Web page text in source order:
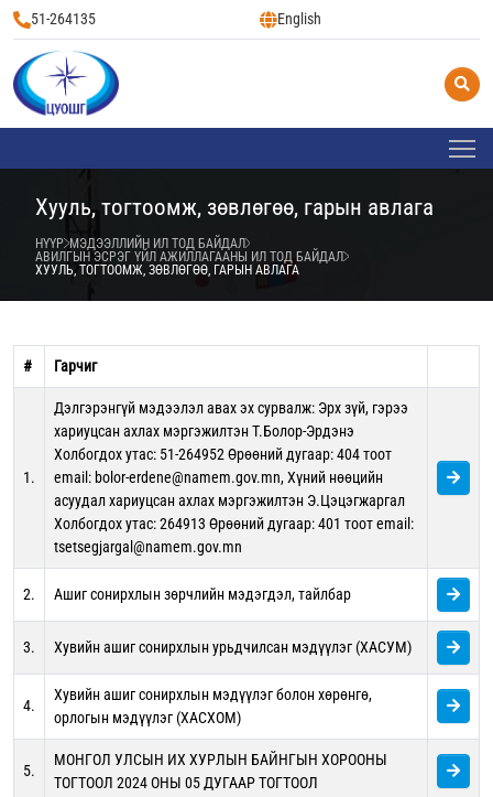
51-264135 English
Хууль, тогтоомж, зөвлөгөө, гарын авлага
НҮҮР МЭДЭЭЛЛИЙН ИЛ ТОД БАЙДАЛ
АВИЛГЫН ЭСРЭГ ҮЙЛ АЖИЛЛАГААНЫ ИЛ ТОД БАЙДАЛ
ХУУЛЬ, ТОГТООМЖ, ЗӨВЛӨГӨӨ, ГАРЫН АВЛАГА
# Гарчиг
1.
Дэлгэрэнгүй мэдээлэл авах эх сурвалж: Эрх зүй, гэрээ
хариуцсан ахлах мэргэжилтэн Т.Болор-Эрдэнэ
Холбогдох утас: 51-264952 Өрөөний дугаар: 404 тоот
email: bolor-erdene@namem.gov.mn, Хүний нөөцийн
асуудал хариуцсан ахлах мэргэжилтэн Э.Цэцэгжаргал
Холбогдох утас: 264913 Өрөөний дугаар: 401 тоот email:
tsetsegjargal@namem.gov.mn
2. Ашиг сонирхлын зөрчлийн мэдэгдэл, тайлбар
3. Хувийн ашиг сонирхлын урьдчилсан мэдүүлэг (ХАСУМ)
4.
Хувийн ашиг сонирхлын мэдүүлэг болон хөрөнгө,
орлогын мэдүүлэг (ХАСХОМ)
5.
МОНГОЛ УЛСЫН ИХ ХУРЛЫН БАЙНГЫН ХОРООНЫ
ТОГТООЛ 2024 ОНЫ 05 ДУГААР ТОГТООЛ